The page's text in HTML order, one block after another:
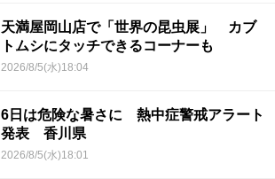
天満屋岡山店で「世界の昆虫展」 カブ
トムシにタッチできるコーナーも
2026/8/5(水)18:04
6日は危険な暑さに 熱中症警戒アラート
発表 香川県
2026/8/5(水)18:01